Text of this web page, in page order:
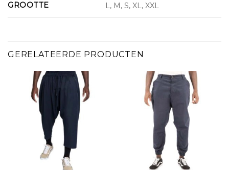
GROOTTE L, M, S, XL, XXL
GERELATEERDE PRODUCTEN